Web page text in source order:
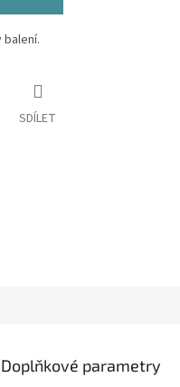
balení.
SDÍLET
Doplňkové parametry